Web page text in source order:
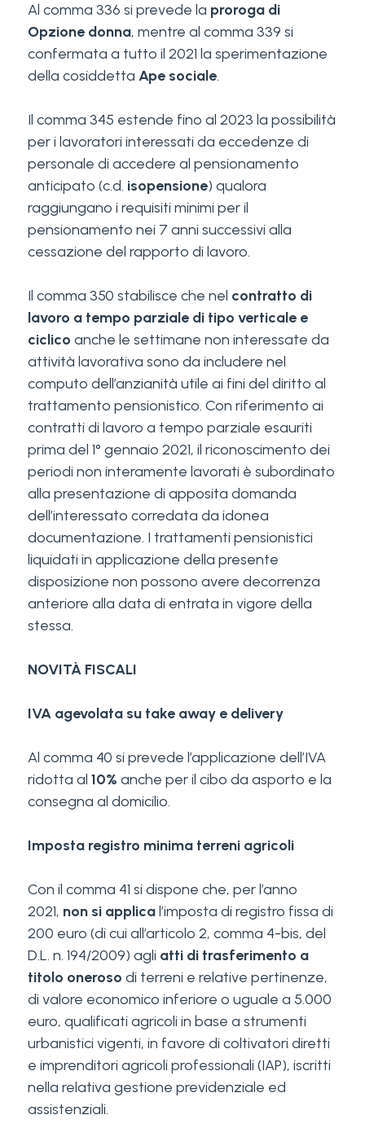
Al comma 336 si prevede la proroga di
Opzione donna, mentre al comma 339 si
confermata a tutto il 2021 la sperimentazione
della cosiddetta Ape sociale.
Il comma 345 estende fino al 2023 la possibilità
per i lavoratori interessati da eccedenze di
personale di accedere al pensionamento
anticipato (c.d. isopensione) qualora
raggiungano i requisiti minimi per il
pensionamento nei 7 anni successivi alla
cessazione del rapporto di lavoro.
Il comma 350 stabilisce che nel contratto di
lavoro a tempo parziale di tipo verticale e
ciclico anche le settimane non interessate da
attività lavorativa sono da includere nel
computo dell’anzianità utile ai fini del diritto al
trattamento pensionistico. Con riferimento ai
contratti di lavoro a tempo parziale esauriti
prima del 1° gennaio 2021, il riconoscimento dei
periodi non interamente lavorati è subordinato
alla presentazione di apposita domanda
dell’interessato corredata da idonea
documentazione. I trattamenti pensionistici
liquidati in applicazione della presente
disposizione non possono avere decorrenza
anteriore alla data di entrata in vigore della
stessa.
NOVITÀ FISCALI
IVA agevolata su take away e delivery
Al comma 40 si prevede l’applicazione dell’IVA
ridotta al 10% anche per il cibo da asporto e la
consegna al domicilio.
Imposta registro minima terreni agricoli
Con il comma 41 si dispone che, per l’anno
2021, non si applical’imposta di registro fissa di
200 euro (di cui all’articolo 2, comma 4-bis, del
D.L. n. 194/2009) agli atti di trasferimento a
titolo oneroso di terreni e relative pertinenze,
di valore economico inferiore o uguale a 5.000
euro, qualificati agricoli in base a strumenti
urbanistici vigenti, in favore di coltivatori diretti
e imprenditori agricoli professionali (IAP), iscritti
nella relativa gestione previdenziale ed
assistenziali.